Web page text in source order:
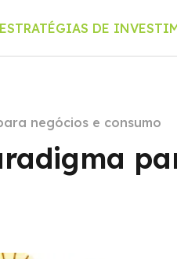
ESTRATÉGIAS DE
negócios e consumo